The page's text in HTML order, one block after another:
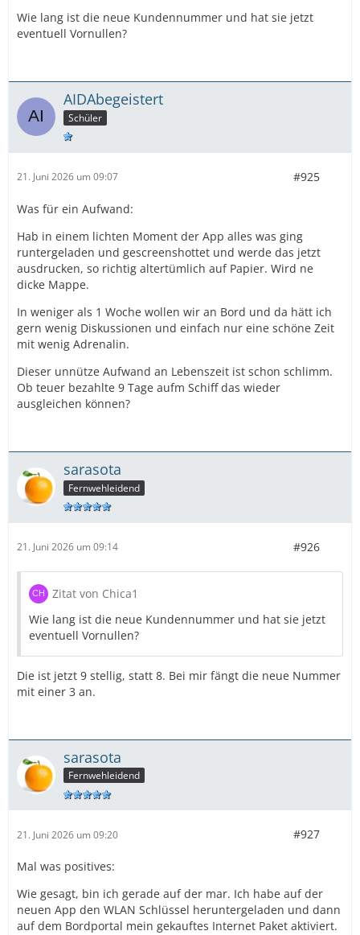
Wie lang ist die neue Kundennummer und hat sie jetzt
eventuell Vornullen?
AIDAbegeistert
Schüler
21. Juni 2026 um 09:07 #925
Was für ein Aufwand:
Hab in einem lichten Moment der App alles was ging
runtergeladen und gescreenshottet und werde das jetzt
ausdrucken, so richtig altertümlich auf Papier. Wird ne
dicke Mappe.
In weniger als 1 Woche wollen wir an Bord und da hätt ich
gern wenig Diskussionen und einfach nur eine schöne Zeit
mit wenig Adrenalin.
Dieser unnütze Aufwand an Lebenszeit ist schon schlimm.
Ob teuer bezahlte 9 Tage aufm Schiff das wieder
ausgleichen können?
sarasota
Fernwehleidend
21. Juni 2026 um 09:14 #926
Zitat von Chica1
Wie lang ist die neue Kundennummer und hat sie jetzt
eventuell Vornullen?
Die ist jetzt 9 stellig, statt 8. Bei mir fängt die neue Nummer
mit einer 3 an.
sarasota
Fernwehleidend
21. Juni 2026 um 09:20 #927
Mal was positives:
Wie gesagt, bin ich gerade auf der mar. Ich habe auf der
neuen App den WLAN Schlüssel heruntergeladen und dann
auf dem Bordportal mein gekauftes Internet Paket aktiviert.